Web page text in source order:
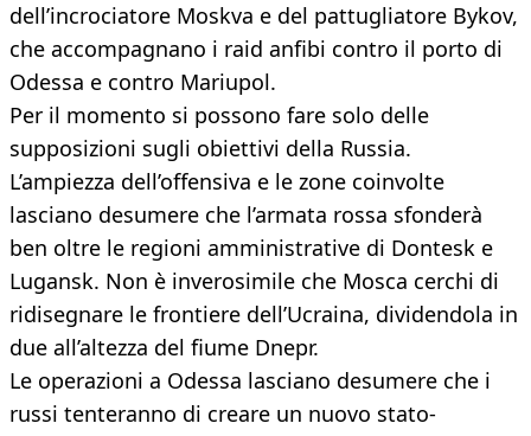
dell’incrociatore Moskva e del pattugliatore Bykov,
che accompagnano i raid anfibi contro il porto di
Odessa e contro Mariupol.
Per il momento si possono fare solo delle
supposizioni sugli obiettivi della Russia.
L’ampiezza dell’offensiva e le zone coinvolte
lasciano desumere che l’armata rossa sfonderà
ben oltre le regioni amministrative di Dontesk e
Lugansk. Non è inverosimile che Mosca cerchi di
ridisegnare le frontiere dell’Ucraina, dividendola in
due all’altezza del fiume Dnepr.
Le operazioni a Odessa lasciano desumere che i
russi tenteranno di creare un nuovo stato-